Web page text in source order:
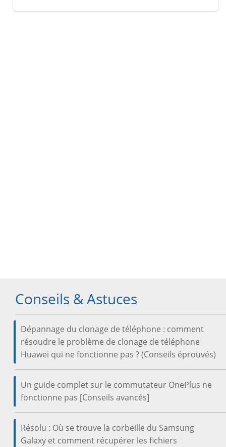
Conseils & Astuces
Dépannage du clonage de téléphone : comment
résoudre le problème de clonage de téléphone
Huawei qui ne fonctionne pas ? (Conseils éprouvés)
Un guide complet sur le commutateur OnePlus ne
fonctionne pas [Conseils avancés]
Résolu : Où se trouve la corbeille du Samsung
Galaxy et comment récupérer les fichiers